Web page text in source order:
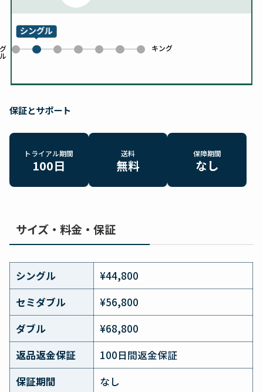
ル
0
1
シングル
2 3 4 5 キング
6
保証とサポート
トライアル期間
100日
送料
無料
保障期間
なし
サイズ・料金・保証
シングル
¥44,800
セミダブル
¥56,800
ダブル
¥68,800
返品返金保証
100日間返金保証
保証期間
なし